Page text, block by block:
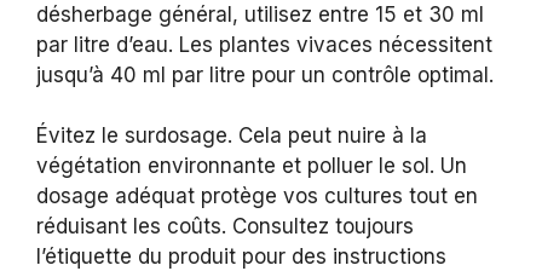
désherbage général, utilisez entre 15 et 30 ml
par litre d’eau. Les plantes vivaces nécessitent
jusqu’à 40 ml par litre pour un contrôle optimal.
Évitez le surdosage. Cela peut nuire à la
végétation environnante et polluer le sol. Un
dosage adéquat protège vos cultures tout en
réduisant les coûts. Consultez toujours
l’étiquette du produit pour des instructions